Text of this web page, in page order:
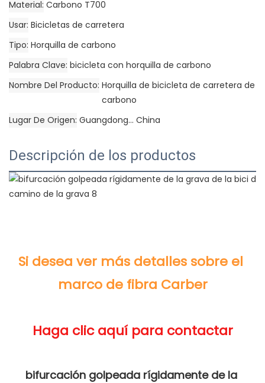
Material Carbono T700
Usar Bicicletas de carretera
Tipo Horquilla de carbono
Palabra Clave bicicleta con horquilla de carbono
Nombre Del Producto Horquilla de bicicleta de carretera de
carbono
Lugar De Origen Guangdong... China
Descripción de los productos
Si desea ver más detalles sobre el
marco de fibra Carber
Haga clic aquí para contactar
bifurcación golpeada rígidamente de la